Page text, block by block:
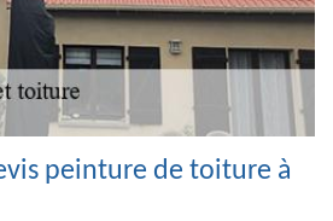
peinture de toiture à